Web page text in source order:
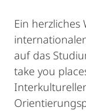
Ein herzliches
auf das
take you